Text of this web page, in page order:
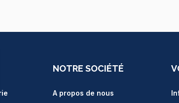
NOTRE SOCIÉTÉ
A propos de nous